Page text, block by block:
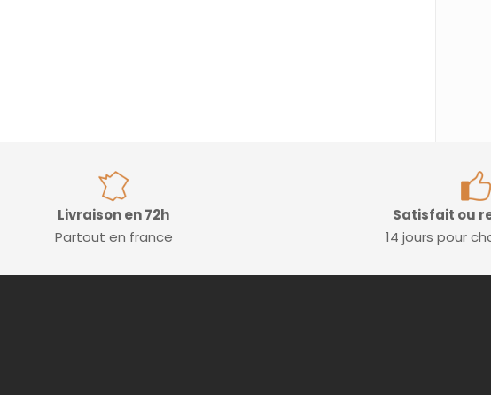
Livraison en 72h
Partout en france
Satisfait ou
14 jours pour